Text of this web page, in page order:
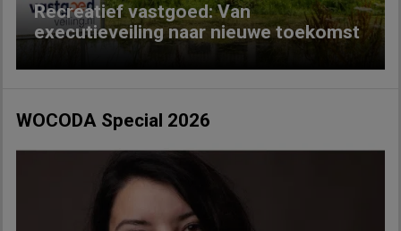
Recreatief vastgoed: Van
executieveiling naar nieuwe toekomst
WOCODA Special 2026